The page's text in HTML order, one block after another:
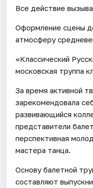
Все действие
Оформление сцены
атмосферу
«Классический
московская труппа
За время активной
зарекомендовала
развивающийся
представители
перспективная
мастера танца.
Основу балетной
составляют